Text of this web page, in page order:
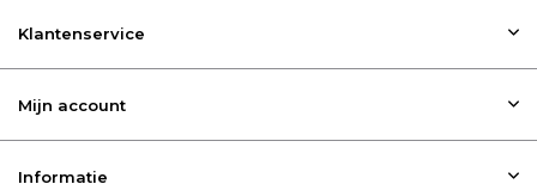
Klantenservice
Mijn account
Informatie